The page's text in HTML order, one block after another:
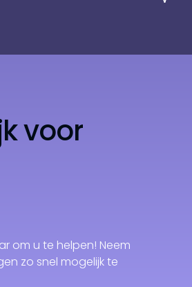
voor
om u te helpen! Neem
zo snel mogelijk te